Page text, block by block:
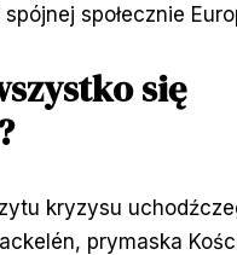
społecznie
się
kryzysu
prymaska